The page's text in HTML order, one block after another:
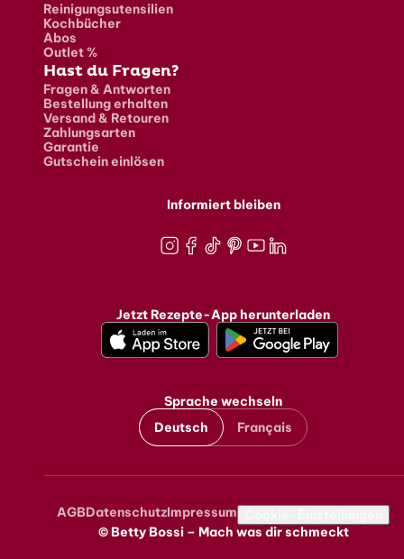
Reinigungsutensilien
Kochbücher
Abos
Outlet %
Hast du Fragen?
Fragen & Antworten
Bestellung erhalten
Versand & Retouren
Zahlungsarten
Garantie
Gutschein einlösen
Informiert bleiben
Jetzt Rezepte-App herunterladen
Sprache wechseln
Deutsch
Français
Metanavigation
AGBDatenschutzImpressum
© Betty Bossi – Mach was dir schmeckt